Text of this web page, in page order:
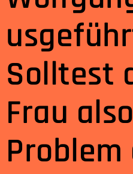
Solltest
Frau